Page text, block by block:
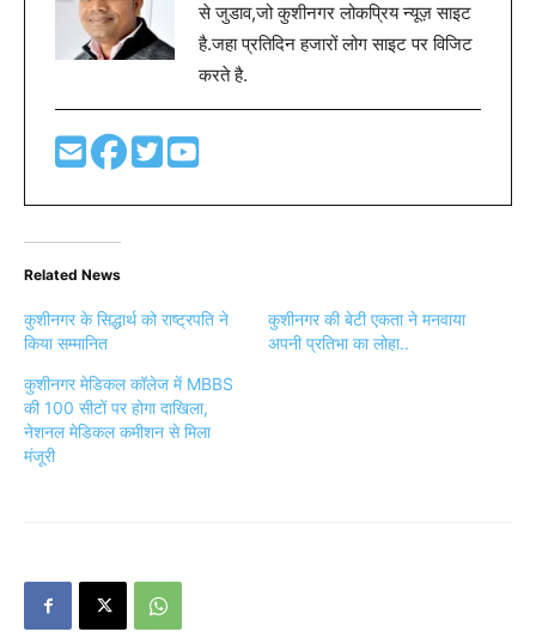
से जुडाव,जो कुशीनगर लोकप्रिय न्यूज़ साइट
है.जहा प्रतिदिन हजारों लोग साइट पर विजिट
करते है.
Related News
कुशीनगर के सिद्धार्थ को राष्ट्रपति ने
किया सम्मानित
कुशीनगर की बेटी एकता ने मनवाया
अपनी प्रतिभा का लोहा..
कुशीनगर मेडिकल कॉलेज में MBBS
की 100 सीटों पर होगा दाखिला,
नेशनल मेडिकल कमीशन से मिला
मंजूरी